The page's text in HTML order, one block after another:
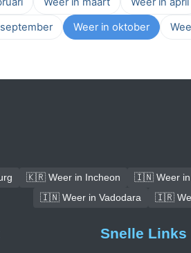
Weer in oktober
🇰🇷 Weer in Incheon 🇮🇳 Weer in
🇮🇳 Weer in Vadodara
🇮🇷
Snelle Links